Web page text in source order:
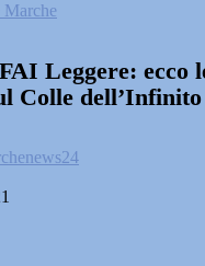
Marche
Leggere: ecco
Colle dell’Infinito